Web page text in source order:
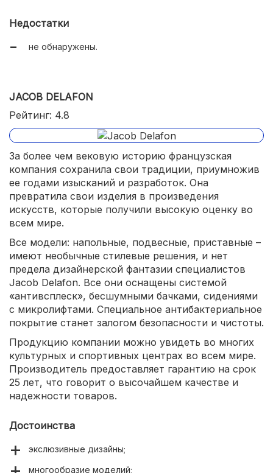
Недостатки
не обнаружены.
JACOB DELAFON
Рейтинг: 4.8
За более чем вековую историю французская
компания сохранила свои традиции, приумножив
ее годами изысканий и разработок. Она
превратила свои изделия в произведения
искусств, которые получили высокую оценку во
всем мире.
Все модели: напольные, подвесные, приставные –
имеют необычные стилевые решения, и нет
предела дизайнерской фантазии специалистов
Jacob Delafon. Все они оснащены системой
«антивсплеск», бесшумными бачками, сидениями
с микролифтами. Специальное антибактериальное
покрытие станет залогом безопасности и чистоты.
Продукцию компании можно увидеть во многих
культурных и спортивных центрах во всем мире.
Производитель предоставляет гарантию на срок
25 лет, что говорит о высочайшем качестве и
надежности товаров.
Достоинства
экслюзивные дизайны;
многообразие моделий;